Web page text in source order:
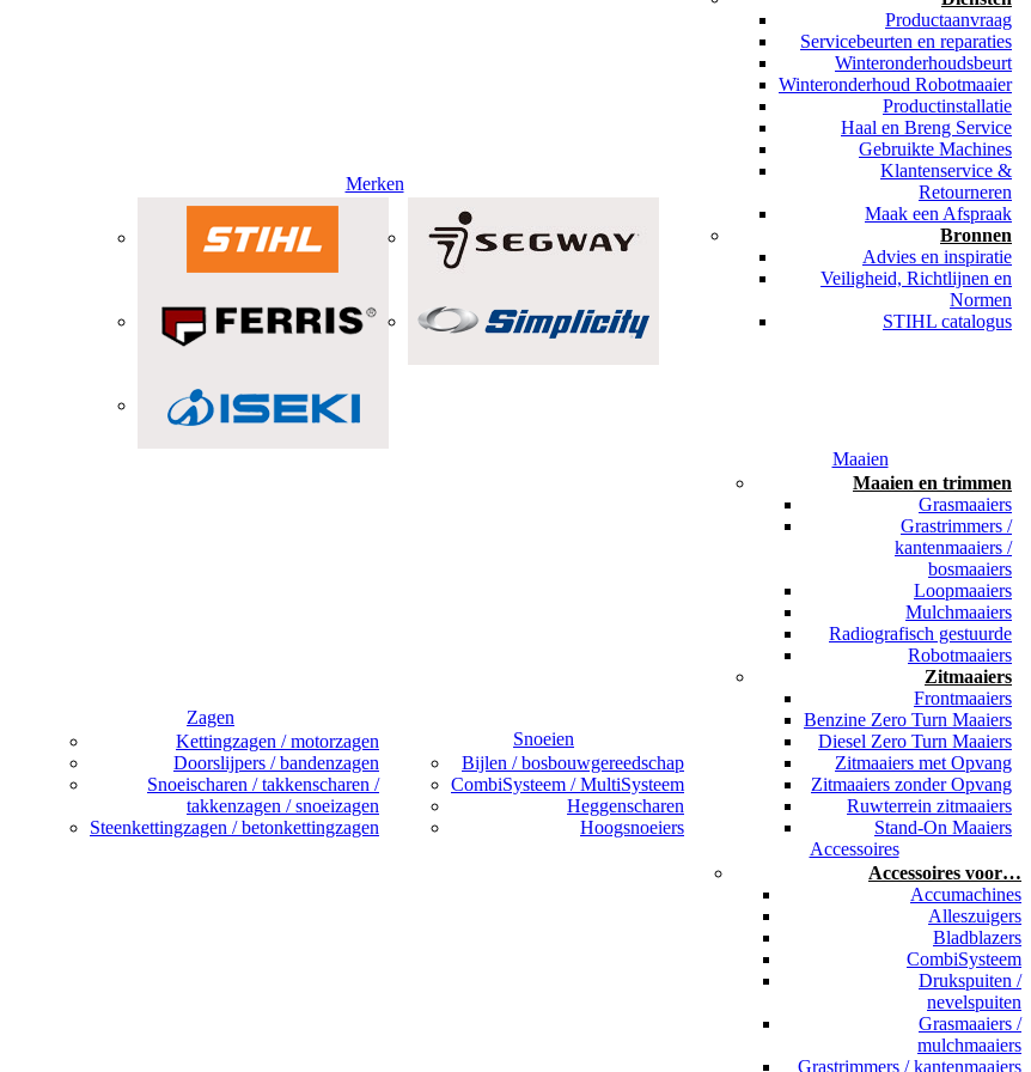
Merken
Productaanvraag
Servicebeurten en reparaties
Winteronderhoudsbeurt
Winteronderhoud Robotmaaier
Productinstallatie
Haal en Breng Service
Gebruikte Machines
Klantenservice &
Retourneren
Maak een Afspraak
Bronnen
Advies en inspiratie
Veiligheid, Richtlijnen en
Normen
STIHL catalogus
Zagen
Kettingzagen / motorzagen
Doorslijpers / bandenzagen
Snoeischaren / takkenscharen /
takkenzagen / snoeizagen
Steenkettingzagen / betonkettingzagen
Snoeien
Bijlen / bosbouwgereedschap
CombiSysteem / MultiSysteem
Heggenscharen
Hoogsnoeiers
Maaien
Maaien en trimmen
Grasmaaiers
Grastrimmers /
kantenmaaiers /
bosmaaiers
Loopmaaiers
Mulchmaaiers
Radiografisch gestuurde
Robotmaaiers
Zitmaaiers
Frontmaaiers
Benzine Zero Turn Maaiers
Diesel Zero Turn Maaiers
Zitmaaiers met Opvang
Zitmaaiers zonder Opvang
Ruwterrein zitmaaiers
Stand-On Maaiers
Accessoires
Accessoires voor…
Accumachines
Alleszuigers
Bladblazers
CombiSysteem
Drukspuiten /
nevelspuiten
Grasmaaiers /
mulchmaaiers
Grastrimmers / kantenmaaiers